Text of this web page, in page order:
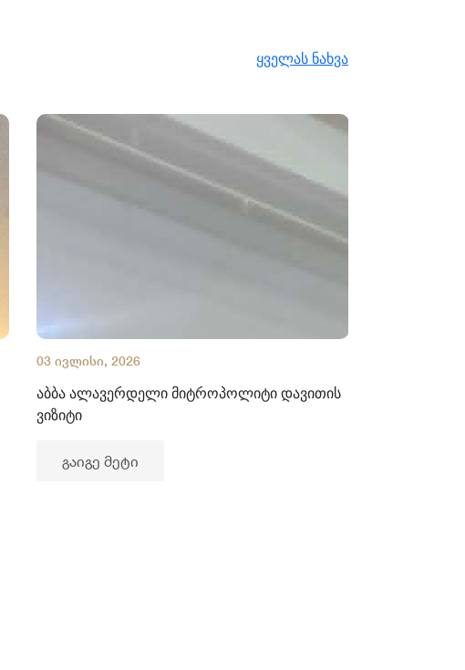
ყველას ნახვა
03 ივლისი, 2026
აბბა ალავერდელი მიტროპოლიტი დავითის
ვიზიტი
გაიგე მეტი